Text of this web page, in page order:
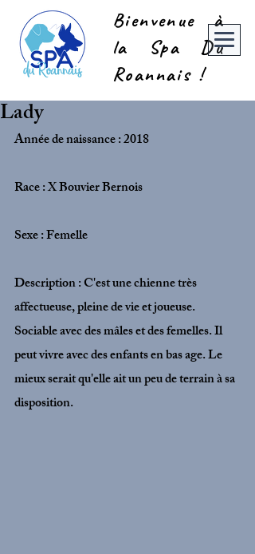
Bienvenue à
la Spa Du
Roannais !
Lady
Année de naissance : 2018
Race : X Bouvier Bernois
Sexe : Femelle
Description : C'est une chienne très
affectueuse, pleine de vie et joueuse.
Sociable avec des mâles et des femelles. Il
peut vivre avec des enfants en bas age. Le
mieux serait qu'elle ait un peu de terrain à sa
disposition.